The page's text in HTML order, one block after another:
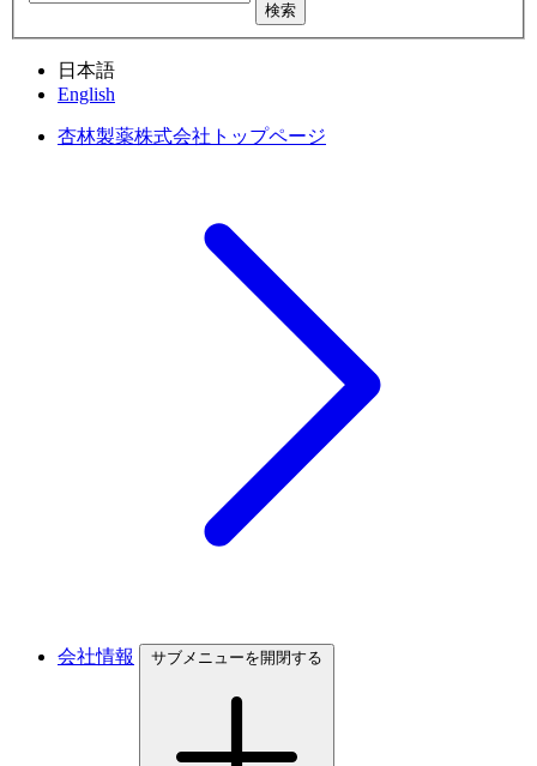
検索
日本語
English
杏林製薬株式会社トップページ
会社情報 サブメニューを開閉する